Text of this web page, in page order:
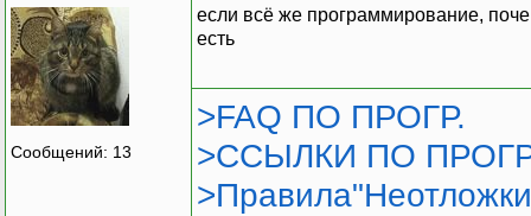
Сообщений: 13
если всё же программирование,
есть
>FAQ ПО ПРОГР.
>ССЫЛКИ ПО